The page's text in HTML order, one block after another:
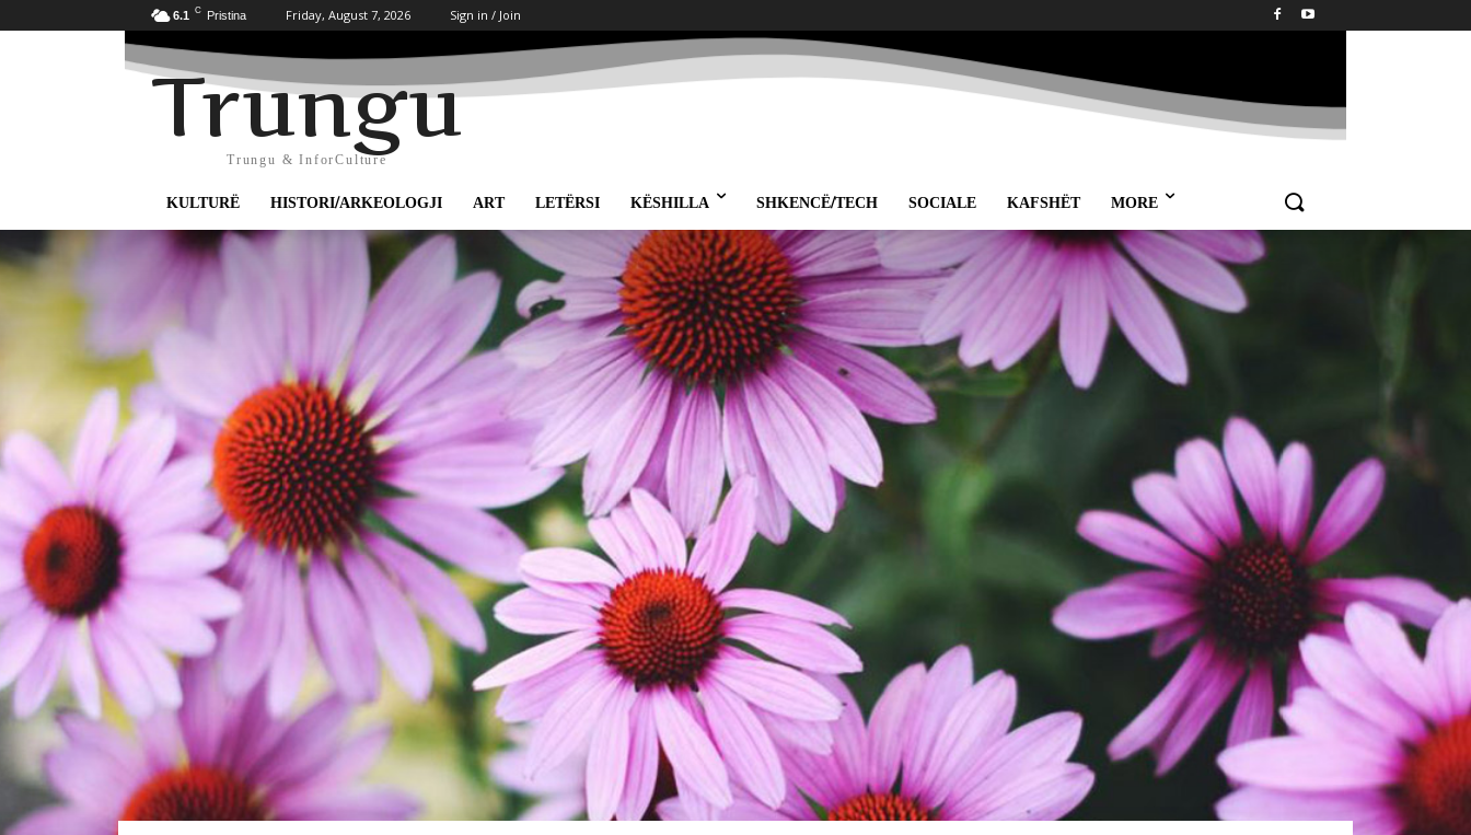
6.1 C Pristina Friday, August 7, 2026 Sign in / Join
Trungu
Trungu & InforCulture
KULTURË HISTORI/ARKEOLOGJI ART LETËRSI KËSHILLA SHKENCË/TECH SOCIALE KAFSHËT MORE